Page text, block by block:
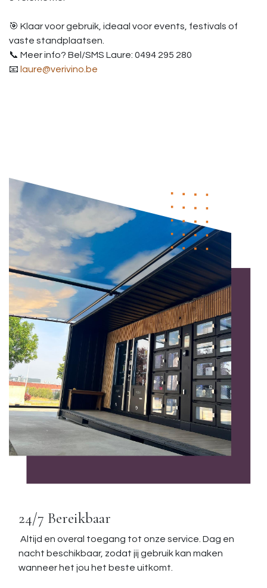
🎯 Klaar voor gebruik, ideaal voor events, festivals of
vaste standplaatsen.
📞 Meer info? Bel/SMS Laure: 0494 295 280
📧 laure@verivino.be
24/7 Bereikbaar
Altijd en overal toegang tot onze service. Dag en
nacht beschikbaar, zodat jij gebruik kan maken
wanneer het jou het beste uitkomt.